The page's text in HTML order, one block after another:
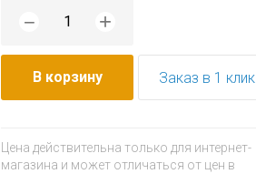
− +
В корзину Заказ в 1 клик
Цена действительна только для интернет-
магазина и может отличаться от цен в